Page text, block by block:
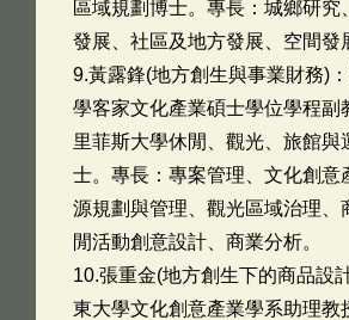
區域規劃博士。專長：城鄉研究
發展、社區及地方發展、空間發
9.黃露鋒(地方創生與事業財務)
學客家文化產業碩士學位學程副
里菲斯大學休閒、觀光、旅館與
士。專長：專案管理、文化創意
源規劃與管理、觀光區域治理、
閒活動創意設計、商業分析。
10.張重金(地方創生下的商品設
東大學文化創意產業學系助理教